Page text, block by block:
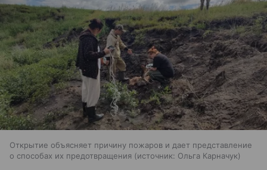
Открытие объясняет причину пожаров и дает представление
о способах их предотвращения
источник: Ольга Карначук